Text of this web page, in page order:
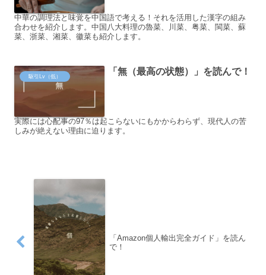
中華の調理法と味覚を中国語で考える！それを活用した漢字の組み
合わせを紹介します。中国八大料理の魯菜、川菜、粤菜、閩菜、蘇
菜、浙菜、湘菜、徽菜も紹介します。
駆引Lv（低） 「無（最高の状態）」を読んで！
実際には心配事の97％は起こらないにもかからわらず、現代人の苦
しみが絶えない理由に迫ります。
「Amazon個人輸出完全ガイド」を読ん
で！